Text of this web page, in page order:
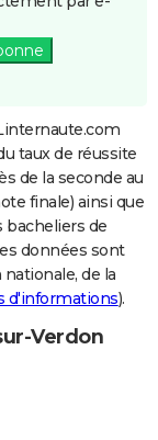
taux de réussite
de la seconde au
finale) ainsi que
bacheliers de
données sont
de la
d'informations).
Verdon